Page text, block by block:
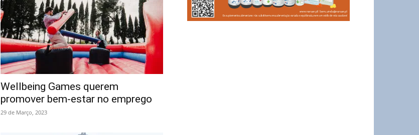
Wellbeing Games querem
promover bem-estar no emprego
29 de Março, 2023